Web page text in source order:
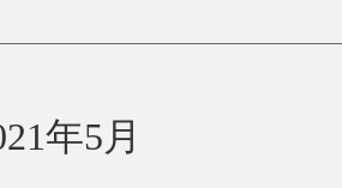
年5月